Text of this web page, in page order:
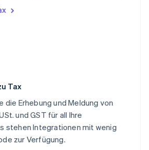
Tax
die Erhebung und Meldung von
und GST für all Ihre
stehen Integrationen mit wenig
zur Verfügung.
Hongkong,